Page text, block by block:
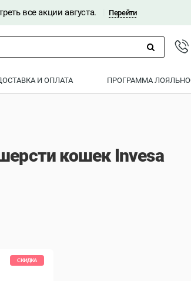
все акции августа. Перейти
И ОПЛАТА ПРОГРАММА
кошек Invesa
СКИДКА